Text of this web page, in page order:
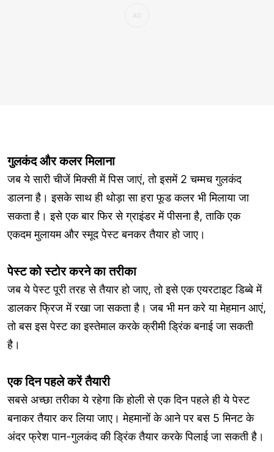
गुलकंद और कलर मिलाना
जब ये सारी चीजें मिक्सी में पिस जाएं, तो इसमें 2 चम्मच गुलकंद
डालना है। इसके साथ ही थोड़ा सा हरा फूड कलर भी मिलाया जा
सकता है। इसे एक बार फिर से ग्राइंडर में पीसना है, ताकि एक
एकदम मुलायम और स्मूद पेस्ट बनकर तैयार हो जाए।
पेस्ट को स्टोर करने का तरीका
जब ये पेस्ट पूरी तरह से तैयार हो जाए, तो इसे एक एयरटाइट डिब्बे में
डालकर फ्रिज में रखा जा सकता है। जब भी मन करे या मेहमान आएं,
तो बस इस पेस्ट का इस्तेमाल करके क्रीमी ड्रिंक बनाई जा सकती
है।
एक दिन पहले करें तैयारी
सबसे अच्छा तरीका ये रहेगा कि होली से एक दिन पहले ही ये पेस्ट
बनाकर तैयार कर लिया जाए। मेहमानों के आने पर बस 5 मिनट के
अंदर फ्रेश पान-गुलकंद की ड्रिंक तैयार करके पिलाई जा सकती है।